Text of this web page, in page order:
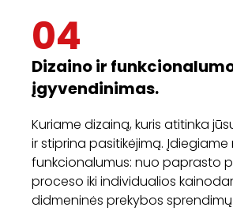
04
Dizaino ir
įgyvendinimas.
Kuriame dizainą, kuris atitinka
ir stiprina pasitikėjimą. Įdiegiame
funkcionalumus: nuo paprasto
proceso iki individualios
didmeninės prekybos sprendimų.